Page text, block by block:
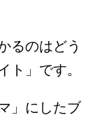
るのはどう
ト」です。
」にしたブ